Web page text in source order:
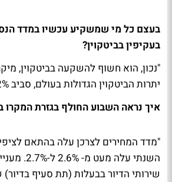
בעצם כל מי שמשקיע עכשיו במדד
בעקיפין בביטקוין?
"נכון, הוא חשוף להשקעה בביטקוין,
יתרות הביטקוין הגדולות בעולם, סביב 2% מיתרות הביטקוין".
איך נראה השבוע החולף בגזרת המקרו
השנתי עלה
שירותי הדיור בבעלות (תת סעיף